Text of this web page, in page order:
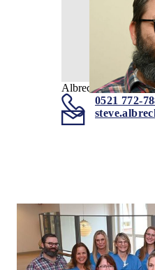
Albrecht
0521 772-